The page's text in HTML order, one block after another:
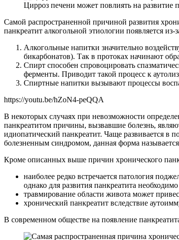
Цирроз печени может повлиять на развитие
Самой распространенной причиной развития
панкреатит алкогольной этиологии появляется
Алкогольные напитки значительно
бикарбонатов). Так в протоках начинают
Спирт способен спровоцировать
ферменты. Приводит такой процесс к
Спиртные напитки вызывают процессы
https://youtu.be/hZoN4-peQQA
В некоторых случаях при невозможности
панкреатитом причины, вызвавшие болезнь,
идиопатический панкреатит. Чаще развивается в
болезненным синдромом, данная форма
Кроме описанных выше причин хронического
наиболее редко встречается патология
однако для развития панкреатита
травмирование области живота может
хронический панкреатит вследствие
В современном обществе на появление